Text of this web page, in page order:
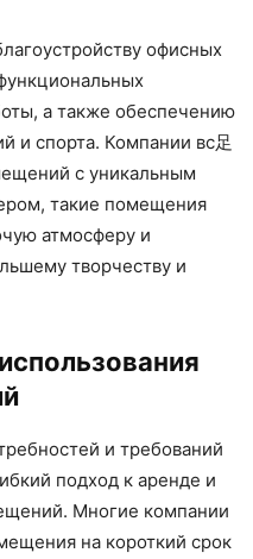
офисных
а также обеспечению
и спорта. Компании вс足
с уникальным
такие помещения
атмосферу и
творчеству и
и требований
подход к аренде и
Многие компании
на короткий срок